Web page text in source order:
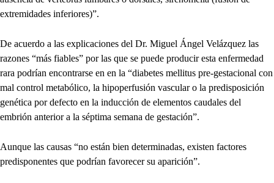
extremidades inferiores)”.
De acuerdo a las explicaciones del Dr. Miguel Ángel Velázquez las
razones “más fiables” por las que se puede producir esta enfermedad
rara podrían encontrarse en en la “diabetes mellitus pre-gestacional con
mal control metabólico, la hipoperfusión vascular o la predisposición
genética por defecto en la inducción de elementos caudales del
embrión anterior a la séptima semana de gestación”.
Aunque las causas “no están bien determinadas, existen factores
predisponentes que podrían favorecer su aparición”.